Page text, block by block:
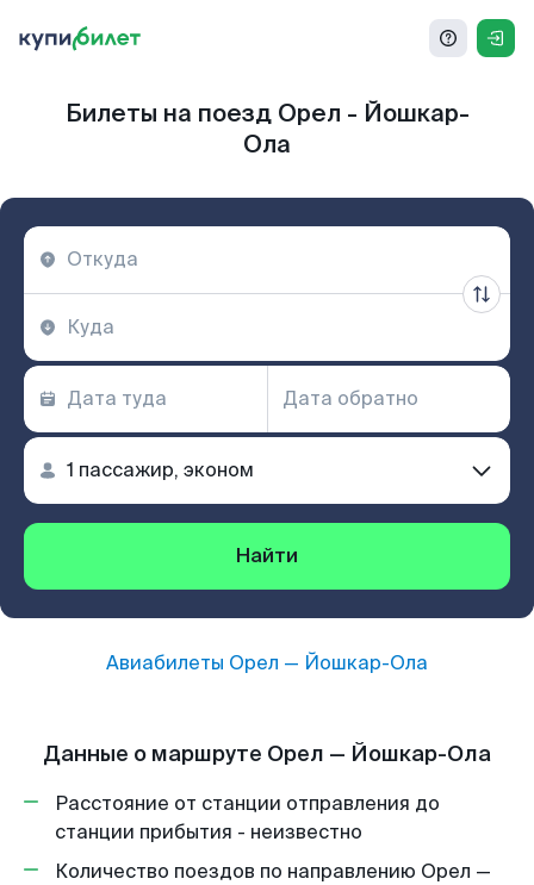
Билеты на поезд Орел - Йошкар-
Ола
Найти
Авиабилеты Орел — Йошкар-Ола
Данные о маршруте Орел — Йошкар-Ола
Расстояние от станции отправления до
станции прибытия - неизвестно
Количество поездов по направлению Орел —